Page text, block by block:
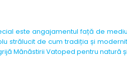
este angajamentul față de
strălucit de cum tradiția și
Mănăstirii Vatoped pentru natură